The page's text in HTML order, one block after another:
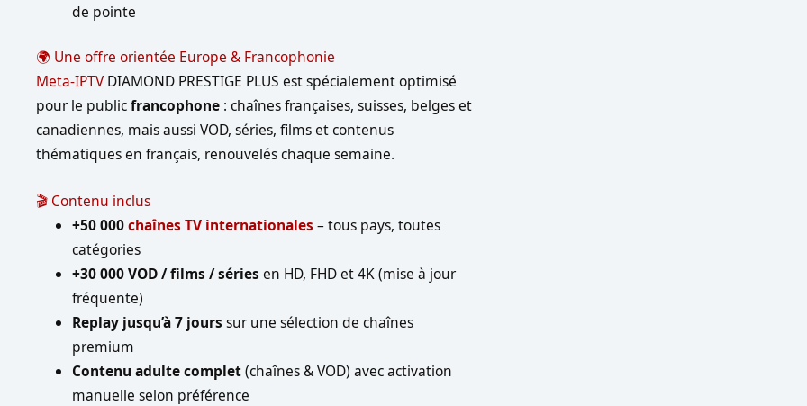
de pointe
🌍 Une offre orientée Europe & Francophonie
Meta-IPTVDIAMOND PRESTIGE PLUS est spécialement optimisé
pour le publicfrancophone : chaînes françaises, suisses, belges et
canadiennes, mais aussi VOD, séries, films et contenus
thématiques en français, renouvelés chaque semaine.
🎬 Contenu inclus
+50 000chaînes TV internationales – tous pays, toutes
catégories
+30 000 VOD / films / séries en HD, FHD et 4K (mise à jour
fréquente)
Replay jusqu’à 7 jours sur une sélection de chaînes
premium
Contenu adulte complet(chaînes & VOD) avec activation
manuelle selon préférence